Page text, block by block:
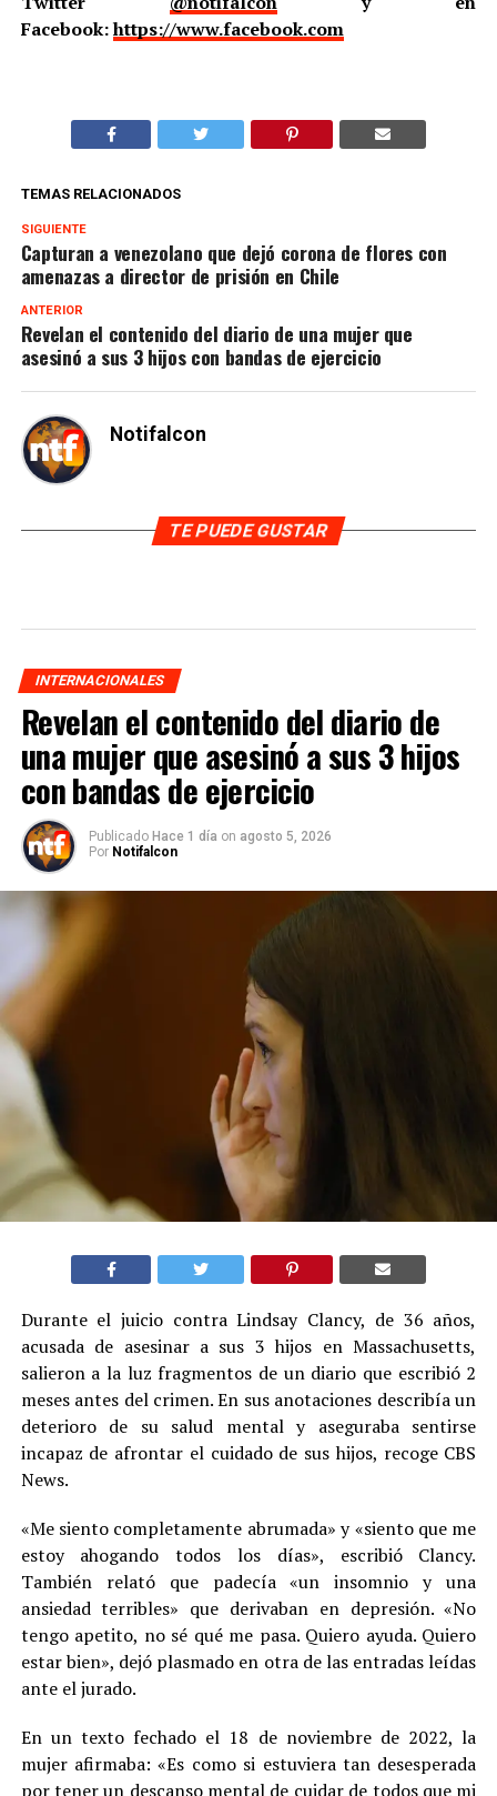
Facebook:https://www.facebook.com
TEMAS RELACIONADOS
SIGUIENTE
Capturan a venezolano que dejó corona de flores con
amenazas a director de prisión en Chile
ANTERIOR
Revelan el contenido del diario de una mujer que
asesinó a sus 3 hijos con bandas de ejercicio
Notifalcon
TE PUEDE GUSTAR
INTERNACIONALES
Revelan el contenido del diario de
una mujer que asesinó a sus 3 hijos
con bandas de ejercicio
Publicado Hace 1 día on agosto 5, 2026
Por Notifalcon
Durante el juicio contra Lindsay Clancy, de 36 años,
acusada de asesinar a sus 3 hijos en Massachusetts,
salieron a la luz fragmentos de un diario que escribió 2
meses antes del crimen. En sus anotaciones describía un
deterioro de su salud mental y aseguraba sentirse
incapaz de afrontar el cuidado de sus hijos, recoge CBS
News.
«Me siento completamente abrumada» y «siento que me
estoy ahogando todos los días», escribió Clancy.
También relató que padecía «un insomnio y una
ansiedad terribles» que derivaban en depresión. «No
tengo apetito, no sé qué me pasa. Quiero ayuda. Quiero
estar bien», dejó plasmado en otra de las entradas leídas
ante el jurado.
En un texto fechado el 18 de noviembre de 2022, la
mujer afirmaba: «Es como si estuviera tan desesperada
por tener un descanso mental de cuidar de todos que mi